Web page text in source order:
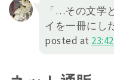
「…その文学
イを一冊にし
posted at